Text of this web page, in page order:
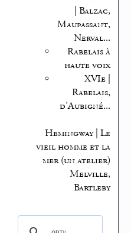
| Balzac,
Maupassant,
Nerval...
Rabelais à
haute voix
XVIe |
Rabelais,
d’Aubigné...
Hemingway | Le
vieil homme et la
mer (un atelier)
Melville,
Bartleby